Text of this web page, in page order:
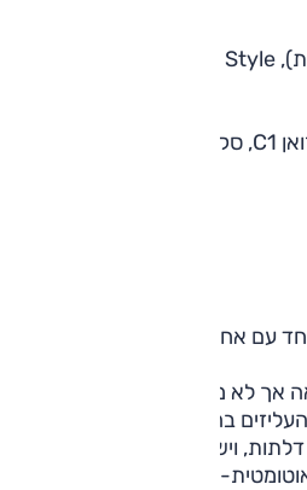
פיג'ו 108, סוזוקי אלטו, סיטרואן C1, סקודה סיטיגו, קיה פיקנטו,
אך לא מתבלט - אלא אם בחרתם
בהם מוצע הרכב; המי
וישנה אפשרות לרכוש את
רובוטית.